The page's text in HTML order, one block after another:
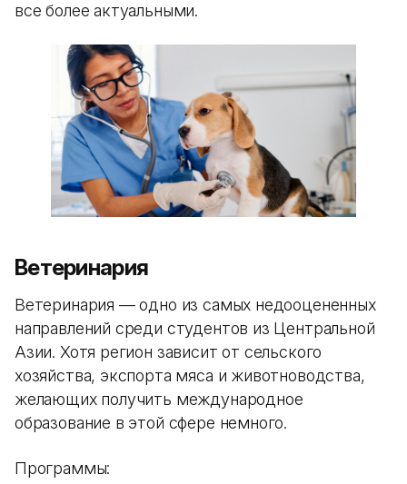
все более актуальными.
Ветеринария
Ветеринария — одно из самых недооцененных
направлений среди студентов из Центральной
Азии. Хотя регион зависит от сельского
хозяйства, экспорта мяса и животноводства,
желающих получить международное
образование в этой сфере немного.
Программы: